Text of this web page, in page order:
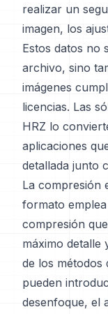
realizar un
imagen, los
Estos datos no
archivo, sino
imágenes
licencias. Las
HRZ lo
aplicaciones
detallada junto
La compresión
formato
compresión
máximo detalle
de los métodos
pueden
desenfoque, el